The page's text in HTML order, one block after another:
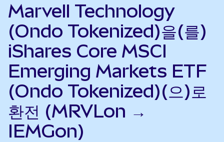
Marvell Technology
(Ondo Tokenized)을(를)
iShares Core MSCI
Emerging Markets ETF
(Ondo Tokenized)(으)로
환전 (MRVLon →
IEMGon)